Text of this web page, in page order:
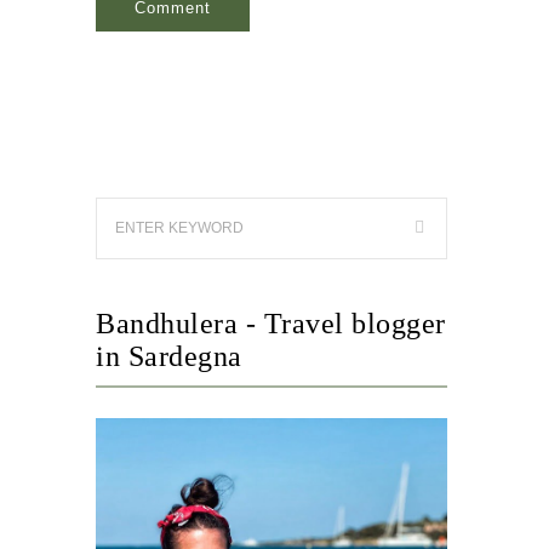
Bandhulera - Travel blogger
in Sardegna